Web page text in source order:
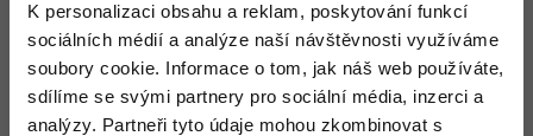
K personalizaci obsahu a reklam, poskytování funkcí
sociálních médií a analýze naší návštěvnosti využíváme
soubory cookie. Informace o tom, jak náš web používáte,
sdílíme se svými partnery pro sociální média, inzerci a
analýzy. Partneři tyto údaje mohou zkombinovat s
Elektronický podpis
Fórum
Loter : 26.5.2015 17:46
Zatiaľ nikaj